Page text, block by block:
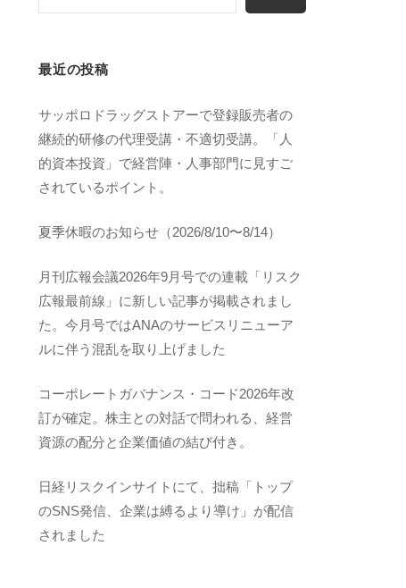
最近の投稿
サッポロドラッグストアーで登録販売者の
継続的研修の代理受講・不適切受講。「人
的資本投資」で経営陣・人事部門に見すご
されているポイント。
夏季休暇のお知らせ（2026/8/10〜8/14）
月刊広報会議2026年9月号での連載「リスク
広報最前線」に新しい記事が掲載されまし
た。今月号ではANAのサービスリニューア
ルに伴う混乱を取り上げました
コーポレートガバナンス・コード2026年改
訂が確定。株主との対話で問われる、経営
資源の配分と企業価値の結び付き。
日経リスクインサイトにて、拙稿「トップ
のSNS発信、企業は縛るより導け」が配信
されました